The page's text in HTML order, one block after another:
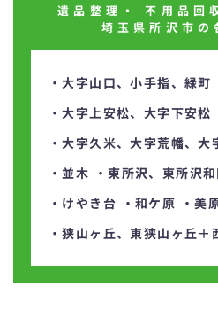
遺品整理・ 不用品回
埼玉県所沢市の
・大字山口、小手指、緑町
・大字上安松、大字下安松
・大字久米、大字荒幡、大
・並木 ・東所沢、東所沢和
・けやき台 ・和ケ原 ・美
・狭山ヶ丘、東狭山ヶ丘＋